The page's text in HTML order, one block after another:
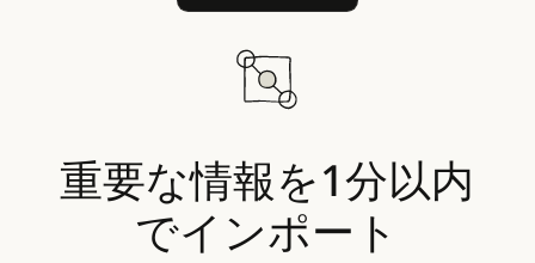
重要な情報を1分以内
でインポート